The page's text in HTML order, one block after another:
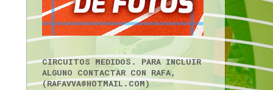
CIRCUITOS MEDIDOS. PARA INCLUIR
ALGUNO CONTACTAR CON RAFA,
(RAFAVVA@HOTMAIL.COM)